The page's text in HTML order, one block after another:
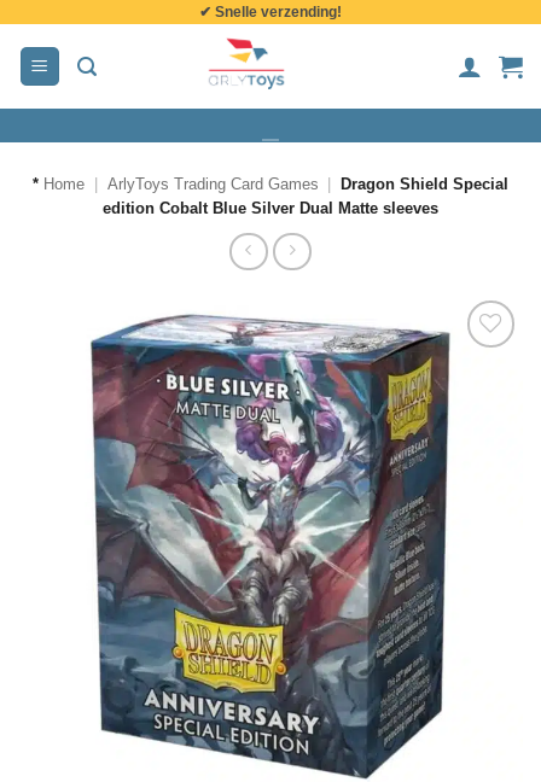
inhoud
✔ Snelle verzending!
* Home ArlyToys Trading Card Games
Dragon Shield Special
edition Cobalt Blue Silver Dual Matte sleeves